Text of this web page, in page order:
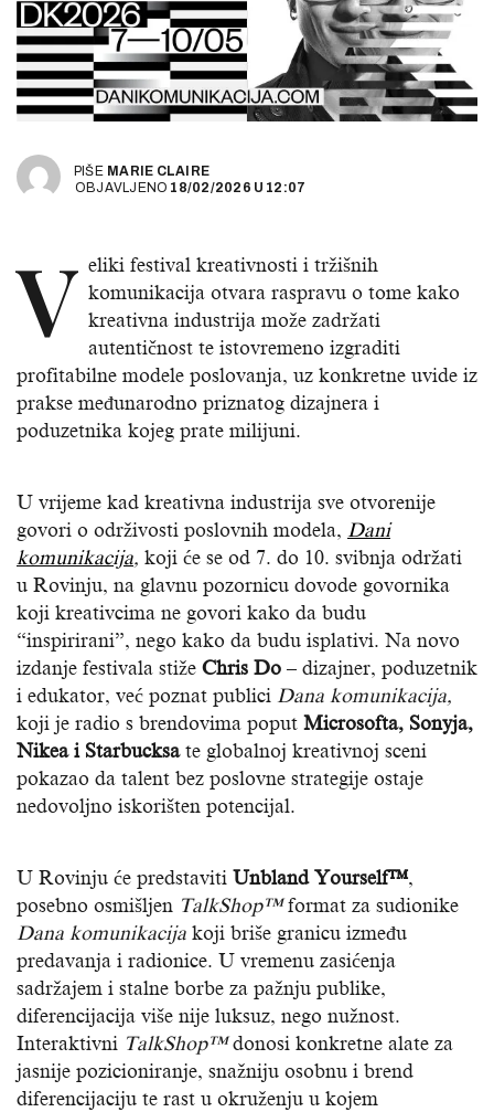
PIŠE MARIE CLAIRE
OBJAVLJENO 18/02/2026 U 12:07
V eliki festival kreativnosti i tržišnih
komunikacija otvara raspravu o tome kako
kreativna industrija može zadržati
autentičnost te istovremeno izgraditi
profitabilne modele poslovanja, uz konkretne uvide iz
prakse međunarodno priznatog dizajnera i
poduzetnika kojeg prate milijuni.
U vrijeme kad kreativna industrija sve otvorenije
govori o održivosti poslovnih modela, Dani
komunikacija, koji će se od 7. do 10. svibnja održati
u Rovinju, na glavnu pozornicu dovode govornika
koji kreativcima ne govori kako da budu
“inspirirani”, nego kako da budu isplativi. Na novo
izdanje festivala stiže Chris Do – dizajner, poduzetnik
i edukator, već poznat publici Dana komunikacija,
koji je radio s brendovima poput Microsofta, Sonyja,
Nikea i Starbucksate globalnoj kreativnoj sceni
pokazao da talent bez poslovne strategije ostaje
nedovoljno iskorišten potencijal.
U Rovinju će predstaviti Unbland Yourself™,
posebno osmišljen TalkShop™format za sudionike
Dana komunikacija koji briše granicu između
predavanja i radionice. U vremenu zasićenja
sadržajem i stalne borbe za pažnju publike,
diferencijacija više nije luksuz, nego nužnost.
Interaktivni TalkShop™donosi konkretne alate za
jasnije pozicioniranje, snažniju osobnu i brend
diferencijaciju te rast u okruženju u kojem